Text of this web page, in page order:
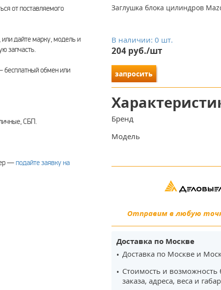
от поставляемого
или дайте марку, модель и
запчасть.
бесплатный обмен или
СБП.
—подайте заявку на
Заглушка блока цилиндров
В наличии: 0 шт.
204 руб./шт
запросить
Бренд
Модель
Отправим в любую
Доставка по Москве
Доставка по Москве и
Стоимость и возможность
заказа, адреса, веса и